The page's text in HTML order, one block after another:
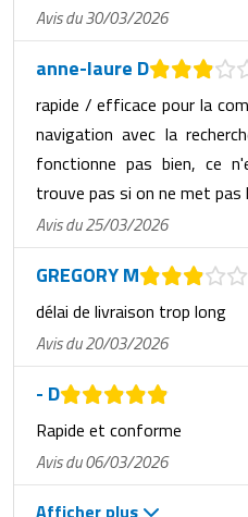
Avis du 30/03/2026
anne-laure D
rapide / efficace pour la
navigation avec la
fonctionne pas bien, ce
trouve pas si on ne met
Avis du 25/03/2026
GREGORY M
délai de livraison trop long
Avis du 20/03/2026
- D
Rapide et conforme
Avis du 06/03/2026
Afficher plus